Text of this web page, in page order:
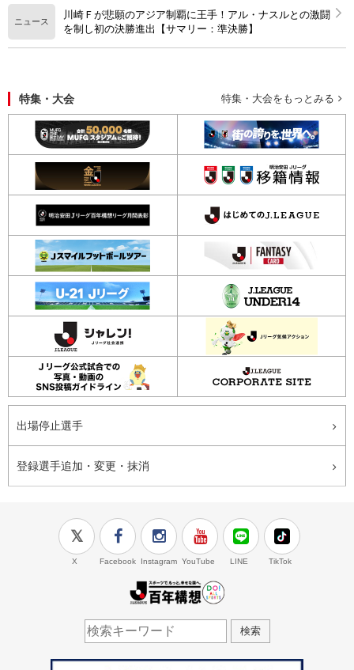
ニュース
川崎Ｆが悲願のアジア制覇に王手！アル・ナスルとの激闘
を制し初の決勝進出【サマリー：準決勝】
特集・大会 特集・大会をもっとみる
出場停止選手
登録選手追加・変更・抹消
X Facebook Instagram YouTube LINE TikTok
検索